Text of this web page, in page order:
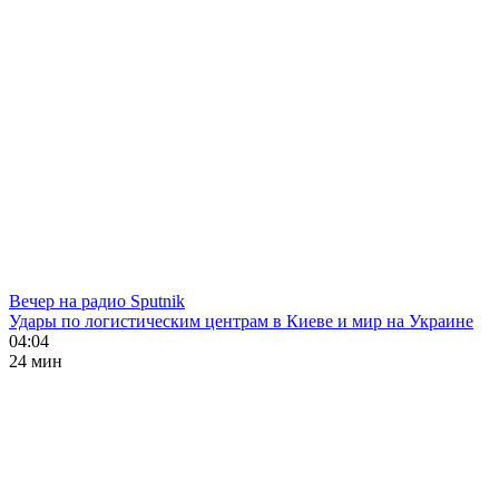
Вечер на радио Sputnik
Удары по логистическим центрам в Киеве и мир на Украине
04:04
24 мин